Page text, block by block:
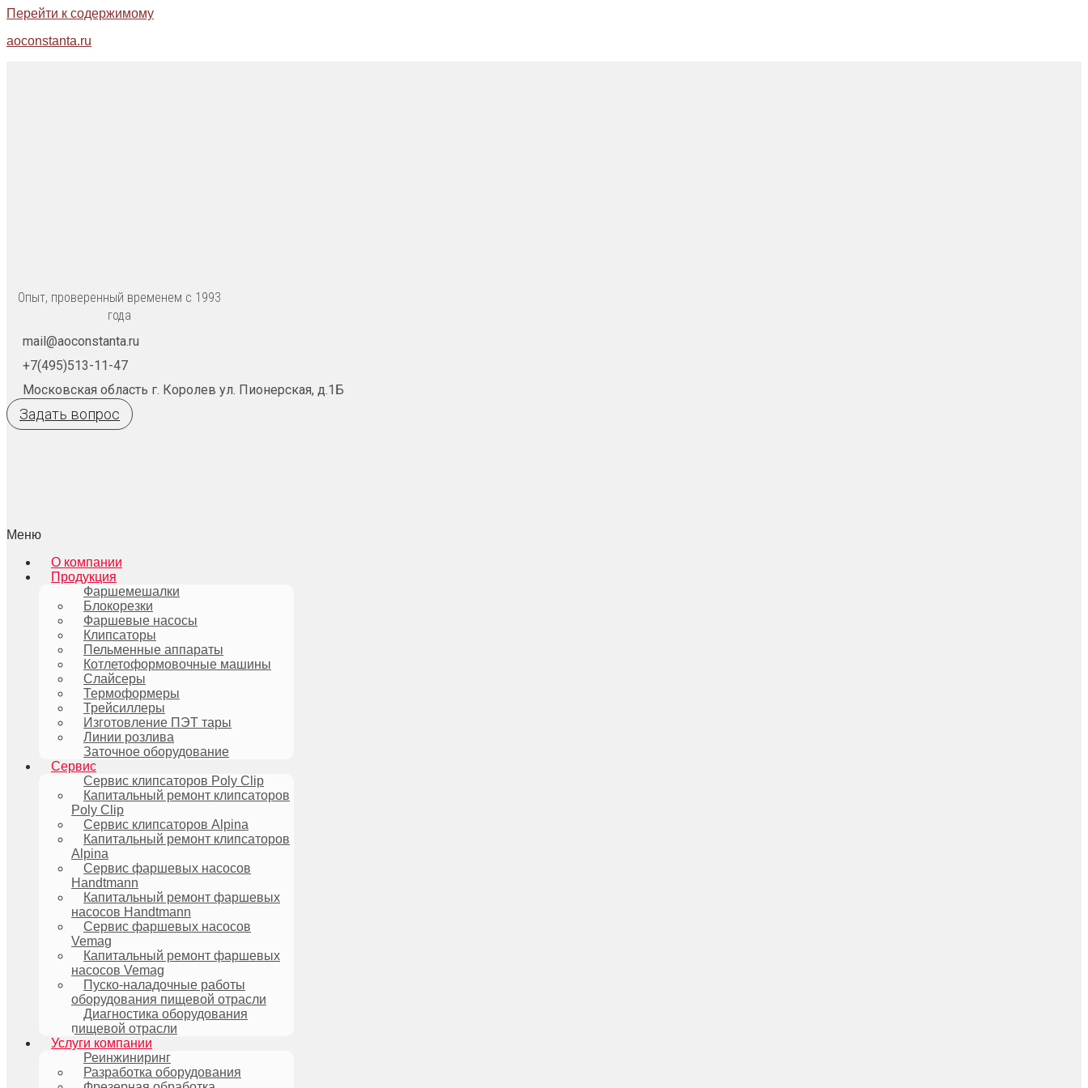
Перейти к содержимому
aoconstanta.ru
Опыт, проверенный временем с 1993
года
mail@aoconstanta.ru
+7(495)513-11-47
Московская область г. Королев ул. Пионерская, д.1Б
Задать вопрос
Меню
О компании
Продукция
Фаршемешалки
Блокорезки
Фаршевые насосы
Клипсаторы
Пельменные аппараты
Котлетоформовочные машины
Слайсеры
Термоформеры
Трейсиллеры
Изготовление ПЭТ тары
Линии розлива
Заточное оборудование
Сервис
Сервис клипсаторов Poly Clip
Капитальный ремонт клипсаторов
Poly Clip
Сервис клипсаторов Alpina
Капитальный ремонт клипсаторов
Alpina
Сервис фаршевых насосов
Handtmann
Капитальный ремонт фаршевых
насосов Handtmann
Сервис фаршевых насосов
Vemag
Капитальный ремонт фаршевых
насосов Vemag
Пуско-наладочные работы
оборудования пищевой отрасли
Диагностика оборудования
пищевой отрасли
Услуги компании
Реинжиниринг
Разработка оборудования